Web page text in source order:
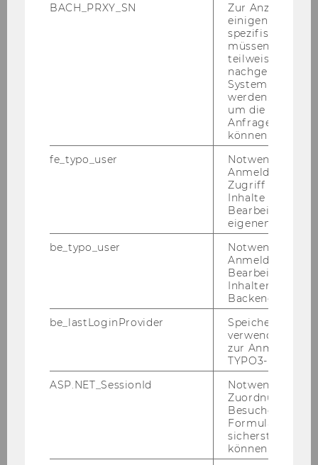
101) Bevollmächtigungen Projektleiterinnen
Fol­gen­de Pro­jekt­lei­te­rin­nen/Pro­jekt­lei­ter wer­
den gemäß § 27 Abs 2 Uni­ver­si­täts­ge­setz 2002
zum Ab­schluss der für die Ver­trags­er­fül­lung er­
gung über die Geld­mit­tel im Rah­men der Ein­
nah­men aus die­sem Ver­trag sowie gemäß § 5
der Richt­li­nie des Rek­to­rats für die Be­voll­
mäch­ti­gung von Ar­beit­neh­me­rin­nen und Ar­
beit­neh­mern der Wirt­schafts­uni­ver­si­tät Wien
(Ab­schluss von Werk­ver­trä­gen, frei­en Dienst­
ver­trä­gen sowie Ar­beits­ver­trä­gen ent­spre­
chend den nä­he­ren Be­stim­mun­gen der Richt­
Projektleiterin/Projektleiter
TU/WU Entrepreneurship Center
Univ.Prof. Dr. Nikolaus Franke
BACH_PRXY_SN
Zur Anzeige von
einigen WU-
spezifischen
müssen
teilweise von
nachgelagerten
System
werden.
um die Antwort
Anfrage
können.
fe_typo_user
Notwendig für
Anmeldung und
Zugriff auf
Inhalte oder zur
Bearbeitung des
eigenen Profils.
be_typo_user
Notwendig für
Anmeldung und
Bearbeitung von
Inhalten im
Backend.
be_lastLoginProvider
Speichert die
verwendete
zur Anmeldung
TYPO3-Backend.
ASP.NET_SessionId
Notwendig, um
Zuordnung von
Besucher zu
sicherstellen zu
können.